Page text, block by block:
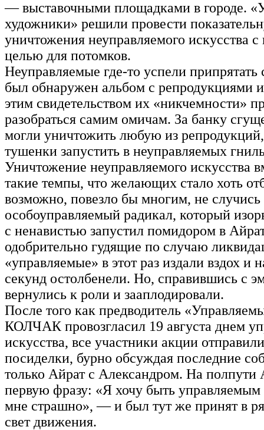
— выставочными площадками в городе.
художники» решили провести
уничтожения неуправляемого искусства с
целью для потомков.
Неуправляемые где-то успели припрятать
был обнаружен альбом с репродукциями
этим свидетельством их «никчемности»
разобраться самим омичам. За банку
могли уничтожить любую из
тушенки запустить в неуправляемых
Уничтожение неуправляемого искусства
такие темпы, что желающих стало хоть
возможно, повезло бы многим, не случись
особоуправляемый радикал, который
с ненавистью запустил помидором в
одобрительно гудящие по случаю
«управляемые» в этот раз издали вздох и
секунд остолбенели. Но, справившись с
вернулись к роли и зааплодировали.
После того как предводитель
КОЛЧАК провозгласил 19 августа днем
искусства, все участники акции
посиделки, бурно обсуждая последние
только Айрат с Александром. На полпути
первую фразу: «Я хочу быть
мне страшно», — и был тут же принят в
свет движения.